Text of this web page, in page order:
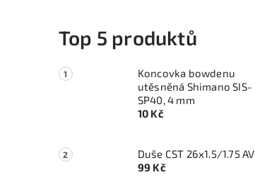
Top 5 produktů
Koncovka bowdenu
utěsněná Shimano SIS-
SP40, 4 mm
10 Kč
Duše CST 26x1.5/1.75 AV
99 Kč